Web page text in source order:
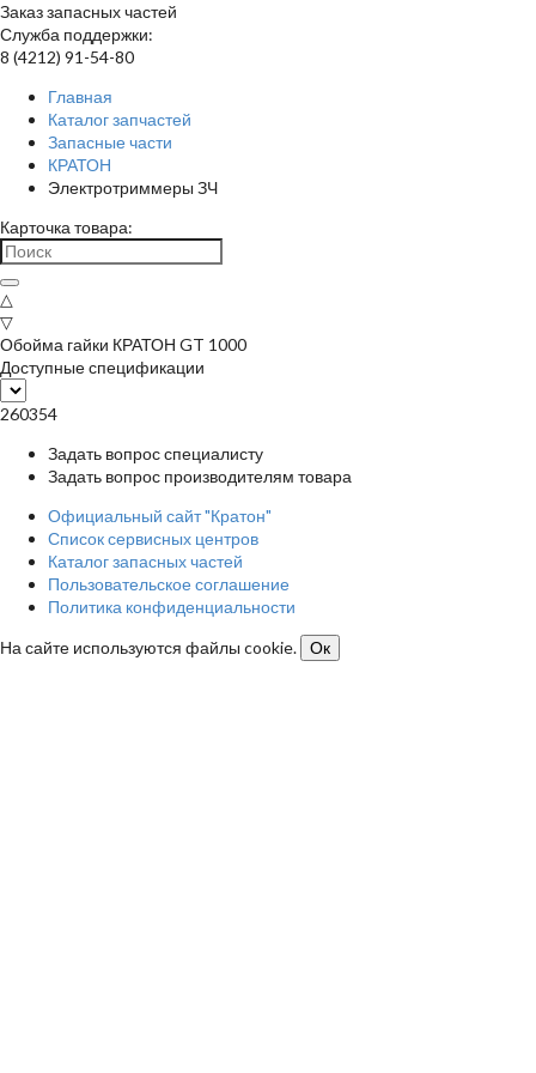
Заказ запасных частей
Служба поддержки:
8 (4212) 91-54-80
Главная
Каталог запчастей
Запасные части
КРАТОН
Электротриммеры ЗЧ
Карточка товара:
△
▽
Обойма гайки КРАТОН GT 1000
Доступные спецификации
260354
Задать вопрос специалисту
Задать вопрос производителям товара
Официальный сайт "Кратон"
Список сервисных центров
Каталог запасных частей
Пользовательское соглашение
Политика конфиденциальности
На сайте используются файлы cookie.
Ок